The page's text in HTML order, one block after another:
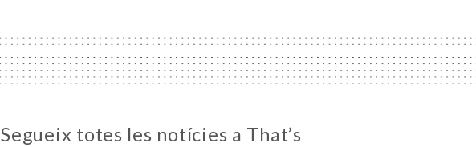
Segueix totes les notícies a That’s